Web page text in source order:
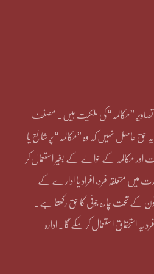
تصاویر ”مکالمہ“ کی ملکیت ہیں۔ مصنف
حق حاصل نہیں کہ وہ ”مکالمہ“ پر شائع یا
اور مکالمہ کے حوالے کے بغیر استعمال کر
میں متعلقہ فرد، افراد یا ادارے کے
کے تحت چارہ جوئی کا حق رکھتا ہے۔
فرد یہ استحقاق استعمال کر سکے گا۔ ادارہ